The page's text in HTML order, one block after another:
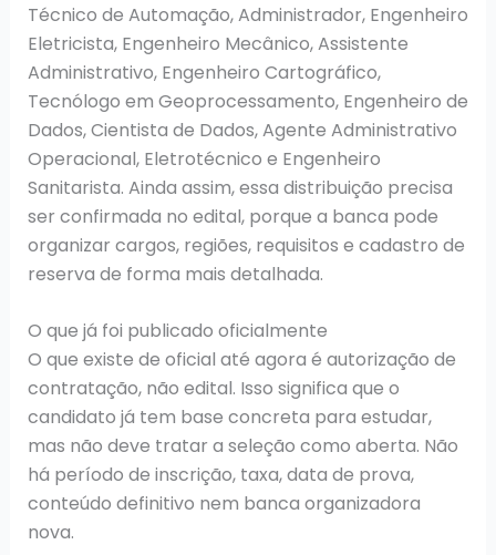
Técnico de Automação, Administrador, Engenheiro
Eletricista, Engenheiro Mecânico, Assistente
Administrativo, Engenheiro Cartográfico,
Tecnólogo em Geoprocessamento, Engenheiro de
Dados, Cientista de Dados, Agente Administrativo
Operacional, Eletrotécnico e Engenheiro
Sanitarista. Ainda assim, essa distribuição precisa
ser confirmada no edital, porque a banca pode
organizar cargos, regiões, requisitos e cadastro de
reserva de forma mais detalhada.
O que já foi publicado oficialmente
O que existe de oficial até agora é autorização de
contratação, não edital. Isso significa que o
candidato já tem base concreta para estudar,
mas não deve tratar a seleção como aberta. Não
há período de inscrição, taxa, data de prova,
conteúdo definitivo nem banca organizadora
nova.